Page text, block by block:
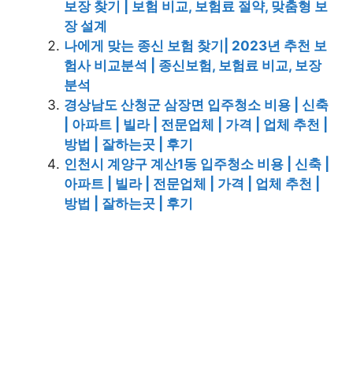
보장 찾기 | 보험 비교, 보험료 절약, 맞춤형 보
장 설계
나에게 맞는 종신 보험 찾기| 2023년 추천 보
험사 비교분석 | 종신보험, 보험료 비교, 보장
분석
경상남도 산청군 삼장면 입주청소 비용 | 신축
| 아파트 | 빌라 | 전문업체 | 가격 | 업체 추천 |
방법 | 잘하는곳 | 후기
인천시 계양구 계산1동 입주청소 비용 | 신축 |
아파트 | 빌라 | 전문업체 | 가격 | 업체 추천 |
방법 | 잘하는곳 | 후기